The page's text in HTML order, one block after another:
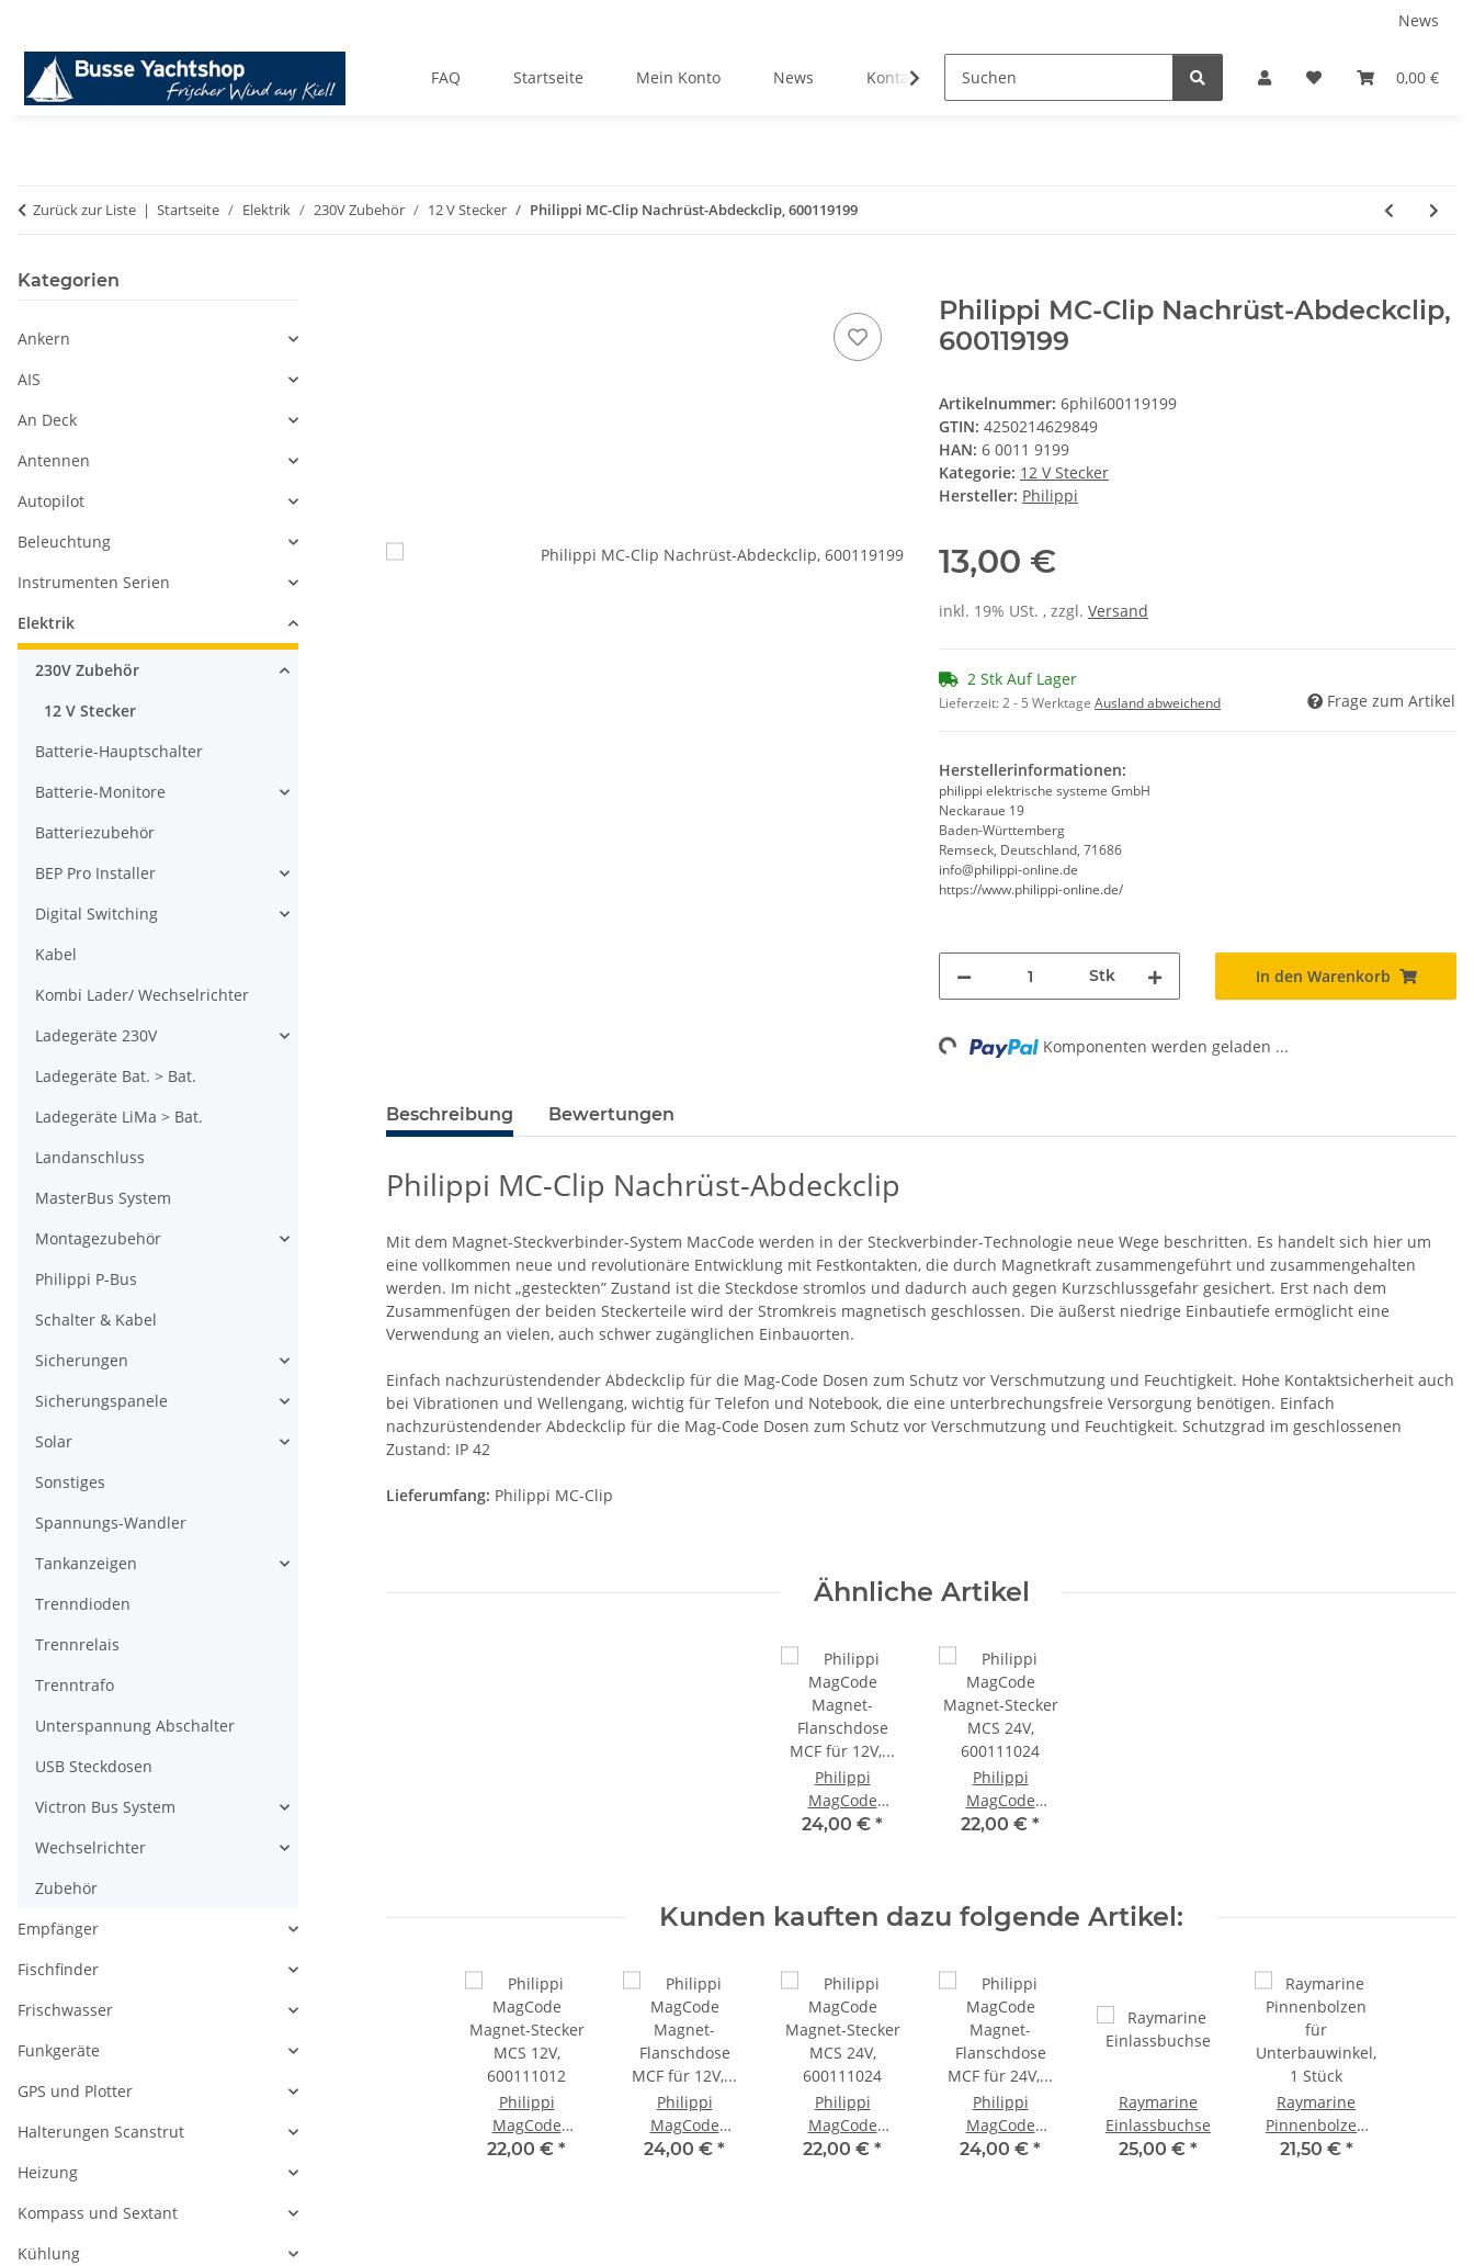
News
0,00 €
FAQ Startseite Mein Konto News Kontakt Service
Zurück zur Liste Startseite Elektrik 230V Zubehör 12 V Stecker Philippi MC-Clip Nachrüst-Abdeckclip, 600119199
Philippi MC-Clip Nachrüst-Abdeckclip,
600119199
Artikelnummer: 6phil600119199
GTIN: 4250214629849
HAN: 6 0011 9199
Kategorie: 12 V Stecker
Hersteller: Philippi
13,00 €
inkl. 19% USt. , zzgl. Versand
2 Stk Auf Lager
Lieferzeit:2 - 5 Werktage Ausland abweichend Frage zum Artikel
Herstellerinformationen:
philippi elektrische systeme GmbH
Neckaraue 19
Baden-Württemberg
Remseck, Deutschland, 71686
info@philippi-online.de
https://www.philippi-online.de/
Stk In den Warenkorb
Loading... Komponenten werden geladen ...
Beschreibung Bewertungen
Philippi MC-Clip Nachrüst-Abdeckclip
Mit dem Magnet-Steckverbinder-System MacCode werden in der Steckverbinder-Technologie neue Wege beschritten. Es handelt sich hier um
eine vollkommen neue und revolutionäre Entwicklung mit Festkontakten, die durch Magnetkraft zusammengeführt und zusammengehalten
werden. Im nicht „gesteckten” Zustand ist die Steckdose stromlos und dadurch auch gegen Kurzschlussgefahr gesichert. Erst nach dem
Zusammenfügen der beiden Steckerteile wird der Stromkreis magnetisch geschlossen. Die äußerst niedrige Einbautiefe ermöglicht eine
Verwendung an vielen, auch schwer zugänglichen Einbauorten.
Einfach nachzurüstendender Abdeckclip für die Mag-Code Dosen zum Schutz vor Verschmutzung und Feuchtigkeit. Hohe Kontaktsicherheit auch
bei Vibrationen und Wellengang, wichtig für Telefon und Notebook, die eine unterbrechungsfreie Versorgung benötigen. Einfach
nachzurüstendender Abdeckclip für die Mag-Code Dosen zum Schutz vor Verschmutzung und Feuchtigkeit. Schutzgrad im geschlossenen
Zustand: IP 42
Lieferumfang: Philippi MC-Clip
Ähnliche Artikel
Philippi
MagCode
Magnet-
24,00 € *
Philippi
MagCode
Magnet-Stecker
22,00 € *
Kunden kauften dazu folgende Artikel:
Philippi
MagCode
Magnet-Stecker
22,00 € *
Philippi
MagCode
Magnet-
24,00 € *
Philippi
MagCode
Magnet-Stecker
22,00 € *
Philippi
MagCode
Magnet-
24,00 € *
Raymarine
Einlassbuchse
25,00 € *
Raymarine
Pinnenbolzen
für
21,50 € *
Kategorien
Ankern
AIS
An Deck
Antennen
Autopilot
Beleuchtung
Instrumenten Serien
Elektrik
230V Zubehör
12 V Stecker
Batterie-Hauptschalter
Batterie-Monitore
Batteriezubehör
BEP Pro Installer
Digital Switching
Kabel
Kombi Lader/ Wechselrichter
Ladegeräte 230V
Ladegeräte Bat. > Bat.
Ladegeräte LiMa > Bat.
Landanschluss
MasterBus System
Montagezubehör
Philippi P-Bus
Schalter & Kabel
Sicherungen
Sicherungspanele
Solar
Sonstiges
Spannungs-Wandler
Tankanzeigen
Trenndioden
Trennrelais
Trenntrafo
Unterspannung Abschalter
USB Steckdosen
Victron Bus System
Wechselrichter
Zubehör
Empfänger
Fischfinder
Frischwasser
Funkgeräte
GPS und Plotter
Halterungen Scanstrut
Heizung
Kompass und Sextant
Kühlung